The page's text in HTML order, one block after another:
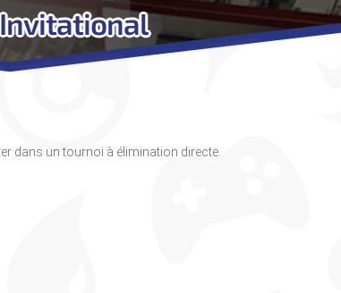
Invitational
dans un tournoi à élimination directe.